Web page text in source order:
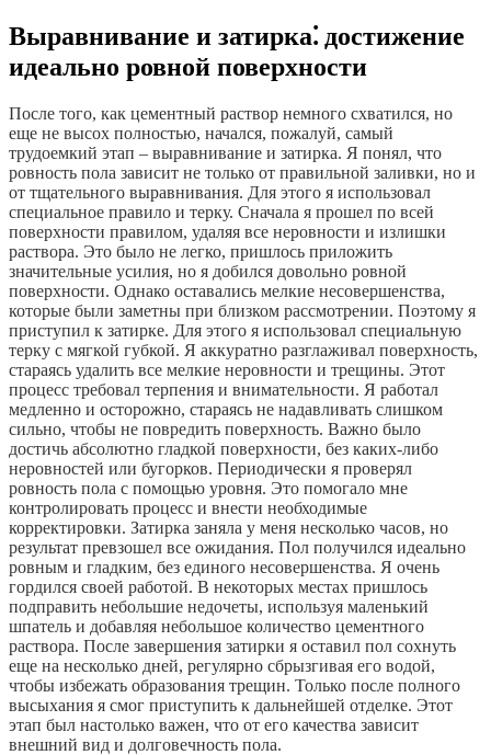
Выравнивание и затирка⁚ достижение
идеально ровной поверхности
После того, как цементный раствор немного схватился, но
еще не высох полностью, начался, пожалуй, самый
трудоемкий этап – выравнивание и затирка. Я понял, что
ровность пола зависит не только от правильной заливки, но и
от тщательного выравнивания. Для этого я использовал
специальное правило и терку. Сначала я прошел по всей
поверхности правилом, удаляя все неровности и излишки
раствора. Это было не легко, пришлось приложить
значительные усилия, но я добился довольно ровной
поверхности. Однако оставались мелкие несовершенства,
которые были заметны при близком рассмотрении. Поэтому я
приступил к затирке. Для этого я использовал специальную
терку с мягкой губкой. Я аккуратно разглаживал поверхность,
стараясь удалить все мелкие неровности и трещины. Этот
процесс требовал терпения и внимательности. Я работал
медленно и осторожно, стараясь не надавливать слишком
сильно, чтобы не повредить поверхность. Важно было
достичь абсолютно гладкой поверхности, без каких-либо
неровностей или бугорков. Периодически я проверял
ровность пола с помощью уровня. Это помогало мне
контролировать процесс и внести необходимые
корректировки. Затирка заняла у меня несколько часов, но
результат превзошел все ожидания. Пол получился идеально
ровным и гладким, без единого несовершенства. Я очень
гордился своей работой. В некоторых местах пришлось
подправить небольшие недочеты, используя маленький
шпатель и добавляя небольшое количество цементного
раствора. После завершения затирки я оставил пол сохнуть
еще на несколько дней, регулярно сбрызгивая его водой,
чтобы избежать образования трещин. Только после полного
высыхания я смог приступить к дальнейшей отделке. Этот
этап был настолько важен, что от его качества зависит
внешний вид и долговечность пола.